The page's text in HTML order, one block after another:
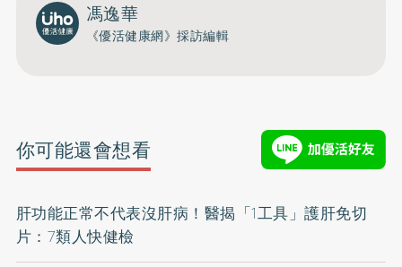
馮逸華
《優活健康網》採訪編輯
你可能還會想看
肝功能正常不代表沒肝病！醫揭「1工具」護肝免切
片：7類人快健檢